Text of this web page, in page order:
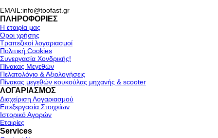
EMAIL:info@toofast.gr
ΠΛΗΡΟΦΟΡΙΕΣ
Η εταιρία μας
Όροι χρήσης
Τραπεζικοί λογαριασμοί
Πολιτική Cookies
Συνεργασία Χονδρικής!
Πίνακας Μεγεθών
Πελατολόγιο & Αξιολογήσεις
Πίνακας μεγεθών κουκούλας μηχανής & scooter
ΛΟΓΑΡΙΑΣΜΟΣ
Διαχείριση Λογαριασμού
Επεξεργασία Στοιχείων
Ιστορικό Αγορών
Εταιρίες
Services